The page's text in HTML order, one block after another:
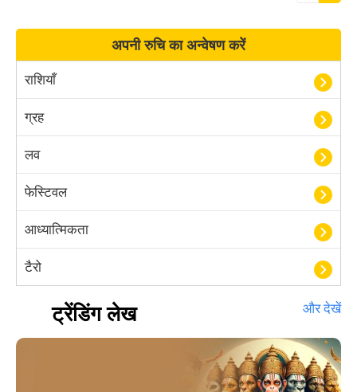
अपनी रुचि का अन्वेषण करें
राशियाँ
ग्रह
लव
फेस्टिवल
आध्यात्मिकता
टैरो
हस्तरेखा शास्त्र
बॉलीवुड
ट्रेंडिंग लेख और देखें